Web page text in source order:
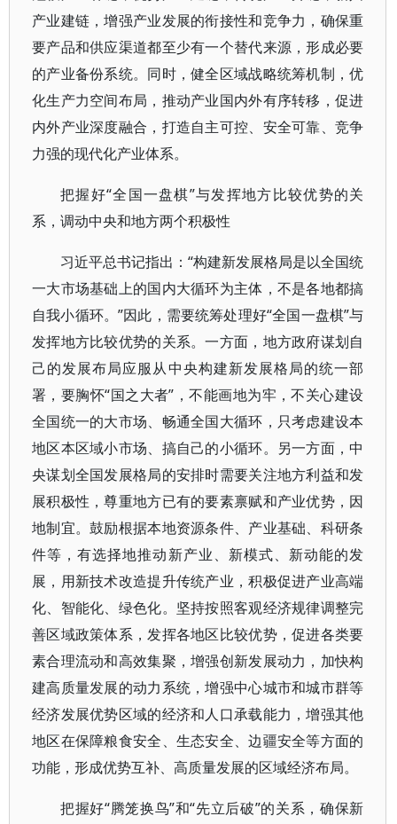
产业建链，增强产业发展的衔接性和竞争力，确保重
要产品和供应渠道都至少有一个替代来源，形成必要
的产业备份系统。同时，健全区域战略统筹机制，优
化生产力空间布局，推动产业国内外有序转移，促进
内外产业深度融合，打造自主可控、安全可靠、竞争
力强的现代化产业体系。
把握好“全国一盘棋”与发挥地方比较优势的关
系，调动中央和地方两个积极性
习近平总书记指出：“构建新发展格局是以全国统
一大市场基础上的国内大循环为主体，不是各地都搞
自我小循环。”因此，需要统筹处理好“全国一盘棋”与
发挥地方比较优势的关系。一方面，地方政府谋划自
己的发展布局应服从中央构建新发展格局的统一部
署，要胸怀“国之大者”，不能画地为牢，不关心建设
全国统一的大市场、畅通全国大循环，只考虑建设本
地区本区域小市场、搞自己的小循环。另一方面，中
央谋划全国发展格局的安排时需要关注地方利益和发
展积极性，尊重地方已有的要素禀赋和产业优势，因
地制宜。鼓励根据本地资源条件、产业基础、科研条
件等，有选择地推动新产业、新模式、新动能的发
展，用新技术改造提升传统产业，积极促进产业高端
化、智能化、绿色化。坚持按照客观经济规律调整完
善区域政策体系，发挥各地区比较优势，促进各类要
素合理流动和高效集聚，增强创新发展动力，加快构
建高质量发展的动力系统，增强中心城市和城市群等
经济发展优势区域的经济和人口承载能力，增强其他
地区在保障粮食安全、生态安全、边疆安全等方面的
功能，形成优势互补、高质量发展的区域经济布局。
把握好“腾笼换鸟”和“先立后破”的关系，确保新